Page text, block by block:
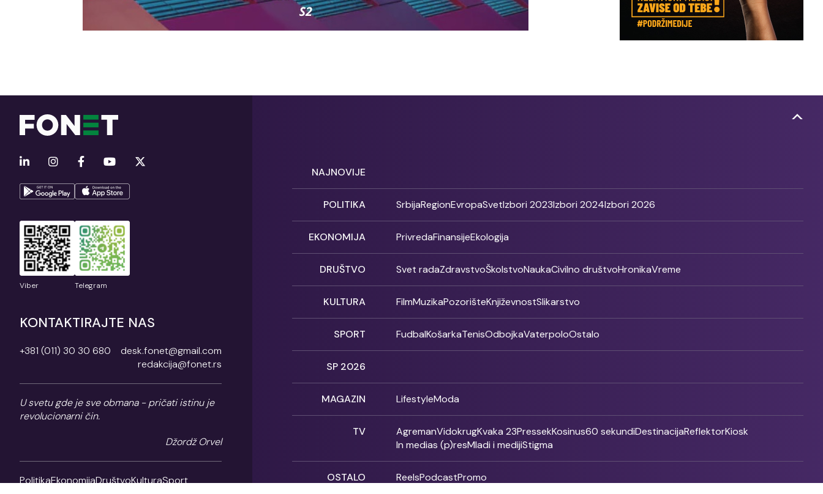
Viber Telegram
KONTAKTIRAJTE NAS
+381 (011) 30 30 680
desk.fonet@gmail.com
redakcija@fonet.rs
U svetu gde je sve obmana - pričati istinu je
revolucionarni čin.
Džordž Orvel
PolitikaEkonomijaDruštvoKulturaSport
NAJNOVIJE
POLITIKA SrbijaRegionEvropaSvetIzbori 2023Izbori 2024Izbori 2026
EKONOMIJA PrivredaFinansijeEkologija
DRUŠTVO Svet radaZdravstvoŠkolstvoNaukaCivilno društvoHronikaVreme
KULTURA FilmMuzikaPozorišteKnjiževnostSlikarstvo
SPORT FudbalKošarkaTenisOdbojkaVaterpoloOstalo
SP 2026
MAGAZIN LifestyleModa
TV AgremanVidokrugKvaka 23PressekKosinus60 sekundiDestinacijaReflektorKiosk
In medias (p)resMladi i medijiStigma
OSTALO ReelsPodcastPromo